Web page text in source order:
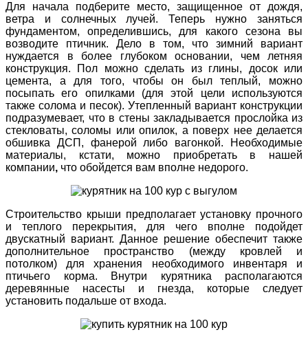
Для начала подберите место, защищенное от дождя,
ветра и солнечных лучей. Теперь нужно заняться
фундаментом, определившись, для какого сезона вы
возводите птичник. Дело в том, что зимний вариант
нуждается в более глубоком основании, чем летняя
конструкция. Пол можно сделать из глины, досок или
цемента, а для того, чтобы он былтеплый, можно
посыпать его опилками (для этой цели используются
также солома и песок). Утепленный вариант конструкции
подразумевает, что в стены закладывается прослойка из
стекловаты, соломы или опилок, а поверх нее делается
обшивка ДСП, фанерой либо вагонкой. Необходимые
материалы, кстати, можно приобретать в нашей
компании, что обойдется вам вполне недорого.
Строительство крыши предполагает установку прочного
и теплого перекрытия, для чего вполне подойдет
двускатный вариант. Данное решение обеспечит также
дополнительное пространство (между кровлей и
потолком) для хранения необходимого инвентаря и
птичьего корма.
Внутри курятника располагаются
деревянные насесты и гнезда, которые следует
установить подальше от входа.